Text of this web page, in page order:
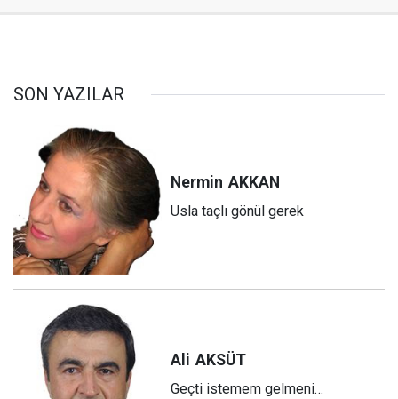
SON YAZILAR
Nermin AKKAN
Usla taçlı gönül gerek
Ali AKSÜT
Geçti istemem gelmeni…